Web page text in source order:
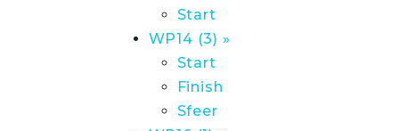
Start
WP14 (3) »
Start
Finish
Sfeer